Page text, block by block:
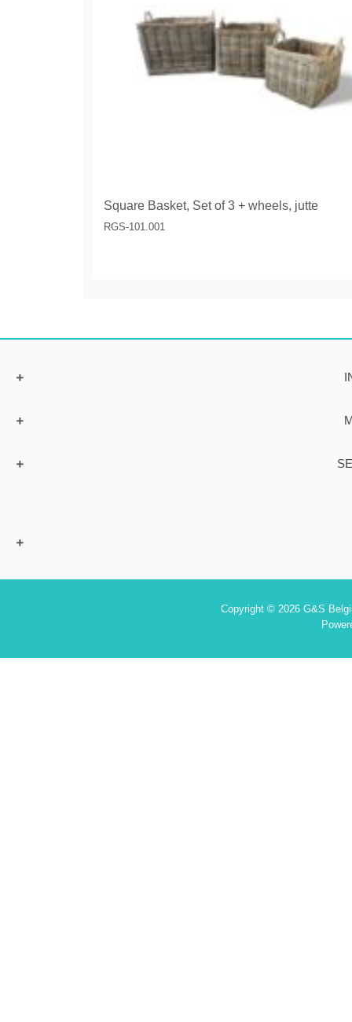
Square Basket, Set of 3 + wheels, jutte
RGS-101.001
Copyright © 2026 G&S